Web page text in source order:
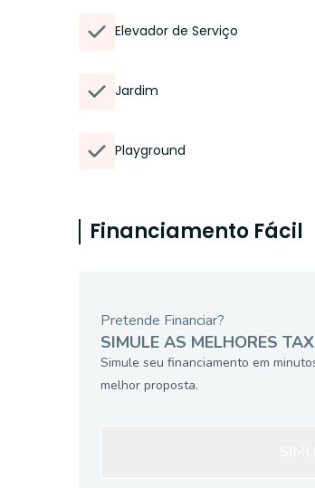
Elevador de Serviço
Jardim
Playground
Financiamento Fácil
Pretende Financiar?
SIMULE AS MELHORES
Simule seu financiamento em
melhor proposta.